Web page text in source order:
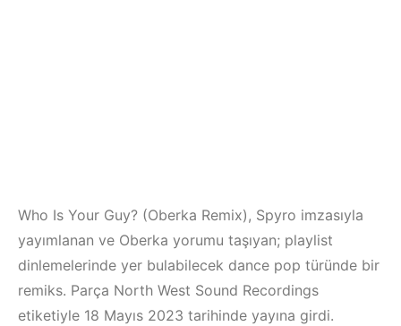
Who Is Your Guy? (Oberka Remix), Spyro imzasıyla
yayımlanan ve Oberka yorumu taşıyan; playlist
dinlemelerinde yer bulabilecek dance pop türünde bir
remiks. Parça North West Sound Recordings
etiketiyle 18 Mayıs 2023 tarihinde yayına girdi.